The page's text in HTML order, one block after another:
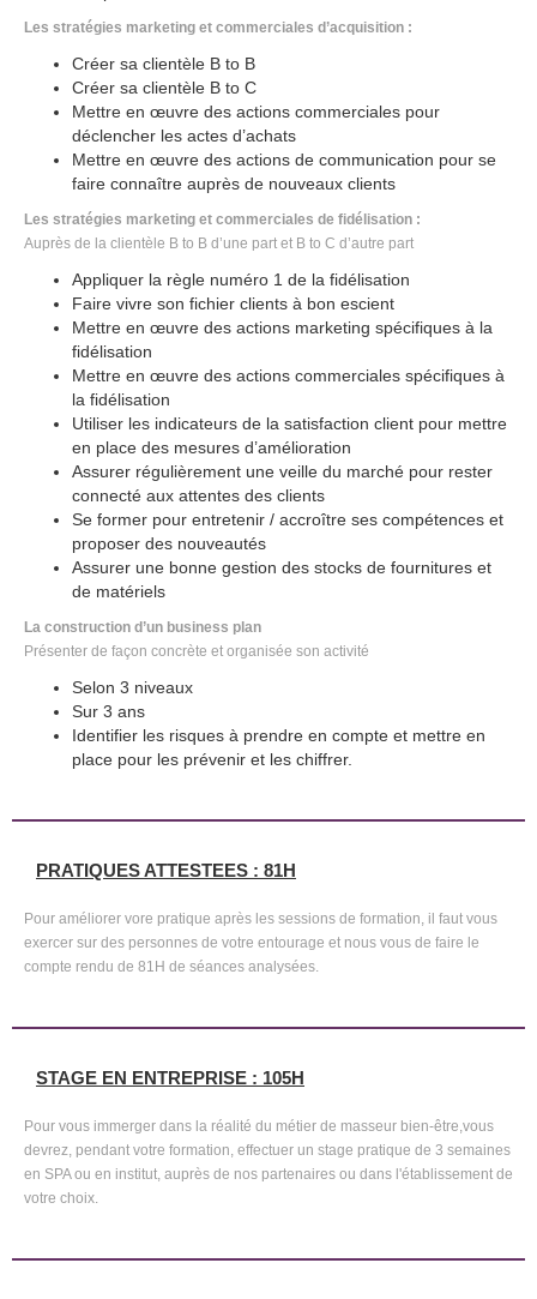
Les stratégies marketing et commerciales d’acquisition :
Créer sa clientèle B to B
Créer sa clientèle B to C
Mettre en œuvre des actions commerciales pour
déclencher les actes d’achats
Mettre en œuvre des actions de communication pour se
faire connaître auprès de nouveaux clients
Les stratégies marketing et commerciales de fidélisation :
Auprès de la clientèle B to B d’une part et B to C d’autre part
Appliquer la règle numéro 1 de la fidélisation
Faire vivre son fichier clients à bon escient
Mettre en œuvre des actions marketing spécifiques à la
fidélisation
Mettre en œuvre des actions commerciales spécifiques à
la fidélisation
Utiliser les indicateurs de la satisfaction client pour mettre
en place des mesures d’amélioration
Assurer régulièrement une veille du marché pour rester
connecté aux attentes des clients
Se former pour entretenir / accroître ses compétences et
proposer des nouveautés
Assurer une bonne gestion des stocks de fournitures et
de matériels
La construction d’un business plan
Présenter de façon concrète et organisée son activité
Selon 3 niveaux
Sur 3 ans
Identifier les risques à prendre en compte et mettre en
place pour les prévenir et les chiffrer.
PRATIQUES ATTESTEES : 81H
Pour améliorer vore pratique après les sessions de formation, il faut vous
exercer sur des personnes de votre entourage et nous vous de faire le
compte rendu de 81H de séances analysées.
STAGE EN ENTREPRISE : 105H
Pour vous immerger dans la réalité du métier de masseur bien-être,vous
devrez, pendant votre formation, effectuer un stage pratique de 3 semaines
en SPA ou en institut, auprès de nos partenaires ou dans l'établissement de
votre choix.